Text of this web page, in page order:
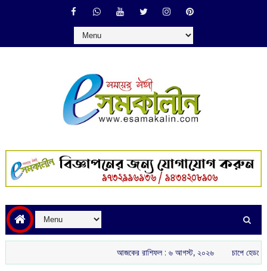
আজকের রাশিফল :‌ ‌‌৬ আগস্ট, ২০২৬ চাপে হেডকোচ